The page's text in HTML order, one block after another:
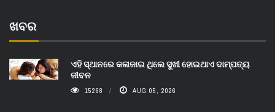
ଖବର
ଏହି ସ୍ଥାନରେ କଳାଜାଇ ଥିଲେ ସୁଖୀ ହୋଇଥାଏ ଦାମ୍ପତ୍ୟ
ଜୀବନ
15268 AUG 05, 2026